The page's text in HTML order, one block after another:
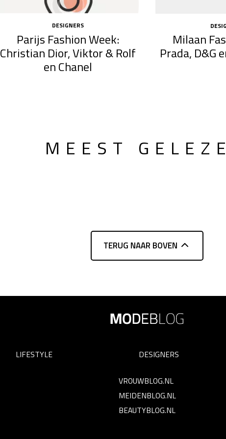
DESIGNERS
Parijs Fashion Week:
Christian Dior, Viktor & Rolf
en Chanel
Milaan
Prada, D&G
MEEST
TERUG NAAR BOVEN
LIFESTYLE DESIGNERS
VROUWBLOG.NL
MEIDENBLOG.NL
BEAUTYBLOG.NL